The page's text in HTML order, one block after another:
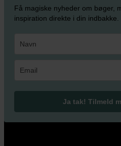
Få magiske nyheder om bøger,
inspiration direkte i din indbakke.
Ja tak! Tilmeld